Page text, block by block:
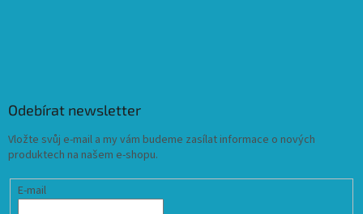
Odebírat newsletter
Vložte svůj e-mail a my vám budeme zasílat informace o nových
produktech na našem e-shopu.
E-mail